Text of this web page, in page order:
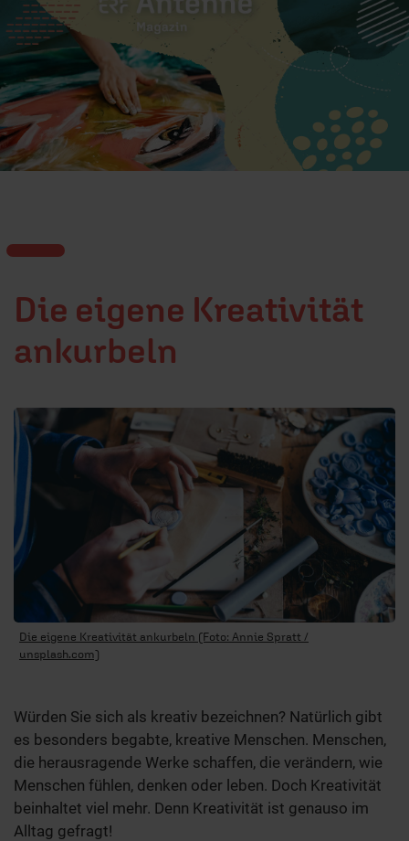
Die eigene Kreativität
ankurbeln
Die eigene Kreativität ankurbeln (Foto: Annie Spratt /
unsplash.com)
Würden Sie sich als kreativ bezeichnen? Natürlich gibt
es besonders begabte, kreative Menschen. Menschen,
die herausragende Werke schaffen, die verändern, wie
Menschen fühlen, denken oder leben. Doch Kreativität
beinhaltet viel mehr. Denn Kreativität ist genauso im
Alltag gefragt!